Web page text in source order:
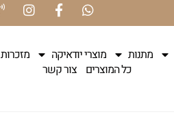
מתנות מוצרי יודאיקה מזכרות
כל המוצרים צור קשר